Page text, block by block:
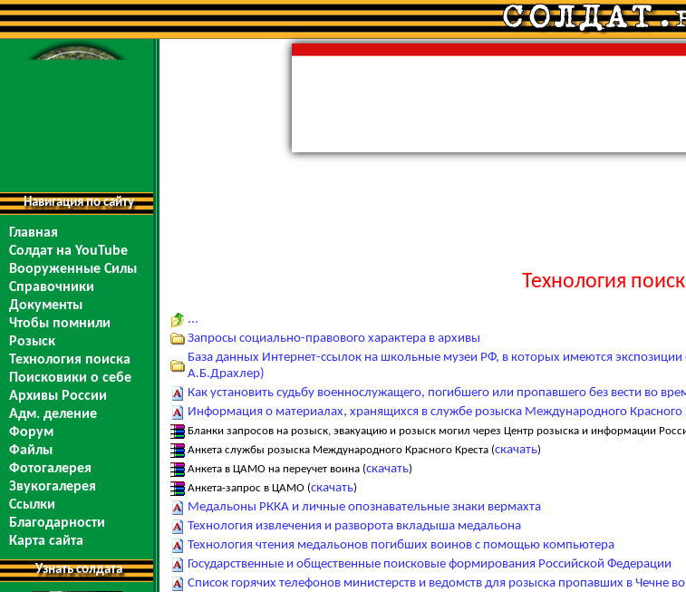
Навигация по сайту
Главная
Солдат на YouTube
Вооруженные Силы
Справочники
Документы
Чтобы помнили
Розыск
Технология поиска
Поисковики о себе
Архивы России
Адм. деление
Форум
Файлы
Фотогалерея
Звукогалерея
Ссылки
Благодарности
Карта сайта
Узнать солдата
Технология
...
Запросы социально-правового характера в архивы
База данных Интернет-ссылок на школьные музеи РФ, в которых имеются
А.Б.Драхлер)
Как установить судьбу военнослужащего, погибшего или пропавшего без вести во
Информация о материалах, хранящихся в службе розыска Международного Красного
Бланки запросов на розыск, эвакуацию и розыск могил через Центр розыска и информации
Анкета службы розыска Международного Красного Креста (скачать)
Анкета в ЦАМО на переучет воина (скачать)
Анкета-запрос в ЦАМО (скачать)
Медальоны РККА и личные опознавательные знаки вермахта
Технология извлечения и разворота вкладыша медальона
Технология чтения медальонов погибших воинов с помощью компьютера
Государственные и общественные поисковые формирования Российской Федерации
Список горячих телефонов министерств и ведомств для розыска пропавших в Чечне